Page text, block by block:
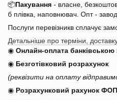
📦Пакування - власне,
б плівка, наповнювач. Опт -
Послуги перевізникв сплачує
Детальніше про терміни,
◉ Онлайн-оплата банківською
◉ Безготівковий розрахунок
(реквізити на оплату
◉ Розрахунковий рахунок ФОП